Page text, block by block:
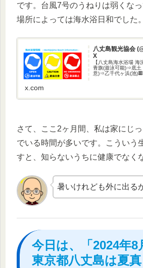
です。台風7号のうねりは弱くなっ
場所によっては海水浴日和でした。
八丈島観光協会
X
【八丈島海水浴場
青旗(遊泳可能)⇒底土
意)⇒乙千代ヶ浜(池
x.com
さて、ここ2ヶ月間、私は家にじ
でいる時間が多いです。こういう
すと、知らないうちに健康でなく
暑いけれども外に出る
今日は、「2024年8
東京都八丈島は夏